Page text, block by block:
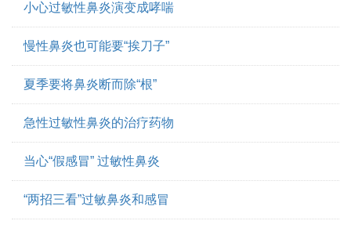
小心过敏性鼻炎演变成哮喘
慢性鼻炎也可能要“挨刀子”
夏季要将鼻炎断而除“根”
急性过敏性鼻炎的治疗药物
当心“假感冒” 过敏性鼻炎
“两招三看”过敏鼻炎和感冒